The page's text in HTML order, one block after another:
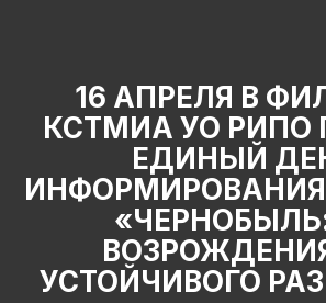
16 АПРЕЛЯ В
КСТМИА УО РИПО
ЕДИНЫЙ
УСТОЙЧИВОГО